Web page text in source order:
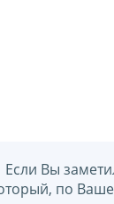
Если Вы
по